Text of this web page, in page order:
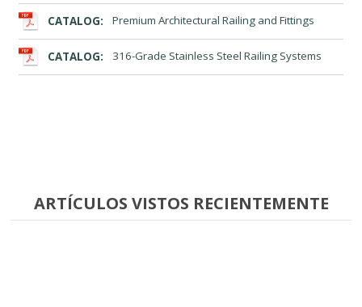
CATALOG: Premium Architectural Railing and Fittings
CATALOG: 316-Grade Stainless Steel Railing Systems
ARTÍCULOS VISTOS RECIENTEMENTE